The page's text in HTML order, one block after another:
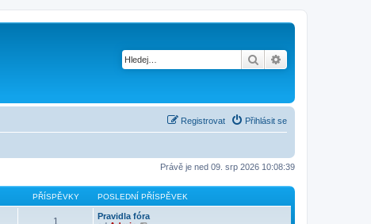
Hledat
Přihlásit se
Registrovat
Právě je ned 09. srp 2026 10:08:39
PŘÍSPĚVKY POSLEDNÍ PŘÍSPĚVEK
1
Pravidla fóra